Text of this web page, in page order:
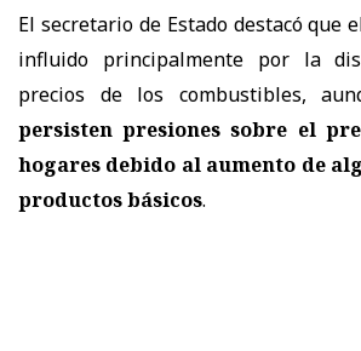
El secretario de Estado destacó que
influido principalmente por la
precios de los combustibles,
persisten presiones sobre el
hogares debido al aumento de
productos básicos.